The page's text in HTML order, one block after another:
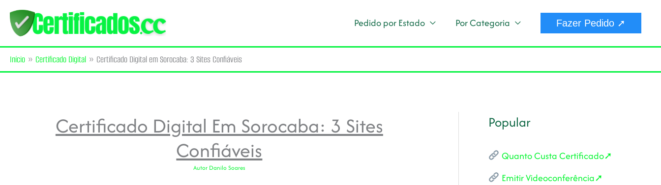
para
o
conteúdo
Pedido por Estado Por Categoria Fazer Pedido ➚
Início Certificado Digital Certificado Digital em Sorocaba: 3 Sites Confiáveis
Certificado Digital Em Sorocaba: 3 Sites
Confiáveis
Autor Danilo Soares
Popular
Quanto Custa Certificado➚
Emitir Videoconferência➚